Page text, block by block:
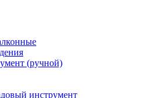
(ручной)
инструмент